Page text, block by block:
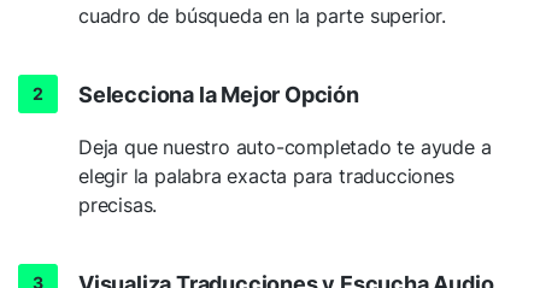
cuadro de búsqueda en la parte superior.
Selecciona la Mejor Opción
Deja que nuestro auto-completado te ayude a
elegir la palabra exacta para traducciones
precisas.